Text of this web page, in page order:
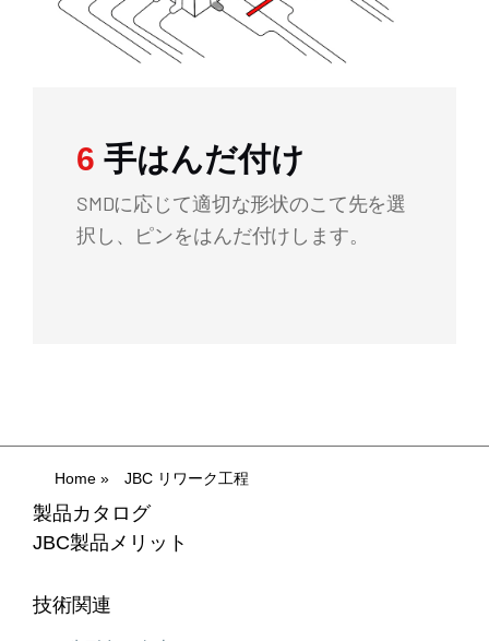
6 手はんだ付け
SMDに応じて適切な形状のこて先を選
択し、ピンをはんだ付けします。
Home» JBC リワーク工程
製品カタログ
JBC製品メリット
技術関連